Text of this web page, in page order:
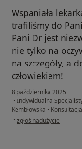
Wspaniała
trafiliśmy do
Pani Dr jest
nie tylko na
na szczegóły, a
człowiekiem!
8 października 2025
• Indywidualna
Kembłowska •
• w opinii użytkownika
zgłoś nadużycie